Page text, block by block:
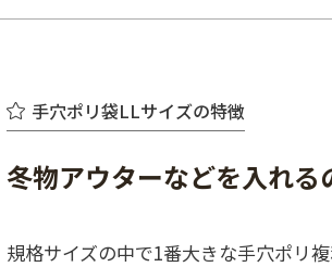
手穴ポリ袋LLサイズの特徴
冬物アウターなどを入れる
規格サイズの中で1番大きな手穴ポリ